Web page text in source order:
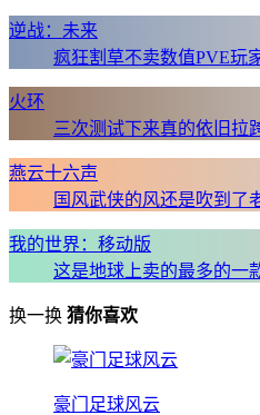
逆战：未来
疯狂割草不卖数值PVE玩
火环
三次测试下来真的依旧拉
燕云十六声
国风武侠的风还是吹到了
我的世界：移动版
这是地球上卖的最多的一
换一换 猜你喜欢
豪门足球风云